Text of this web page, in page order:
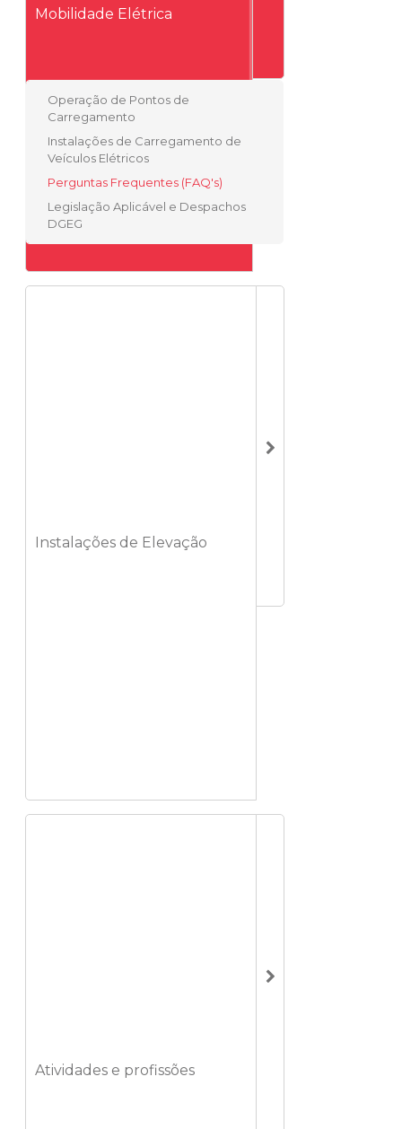
Mobilidade Elétrica
Operação de Pontos de
Carregamento
Instalações de Carregamento de
Veículos Elétricos
Perguntas Frequentes (FAQ's)
Legislação Aplicável e Despachos
DGEG
Instalações de Elevação
Atividades e profissões